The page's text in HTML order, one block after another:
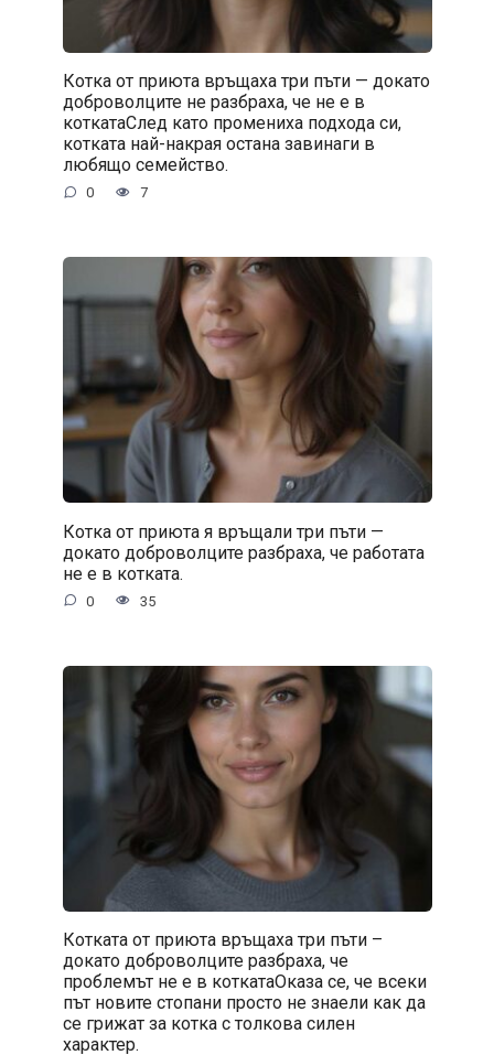
Котка от приюта връщаха три пъти — докато
доброволците не разбраха, че не е в
коткатаСлед като промениха подхода си,
котката най-накрая остана завинаги в
любящо семейство.
0 7
Котка от приюта я връщали три пъти —
докато доброволците разбраха, че работата
не е в котката.
0 35
Котката от приюта връщаха три пъти –
докато доброволците разбраха, че
проблемът не е в коткатаОказа се, че всеки
път новите стопани просто не знаели как да
се грижат за котка с толкова силен
характер.